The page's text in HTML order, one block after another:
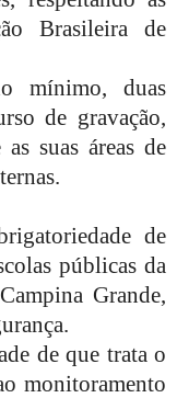
Brasileira de
mínimo, duas
de gravação,
suas áreas de
de
públicas da
Grande,
de que trata o
monitoramento